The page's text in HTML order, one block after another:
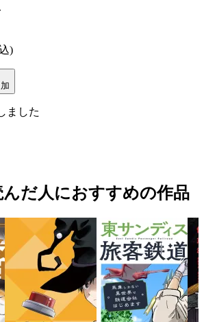
)
ました
だ人におすすめの作品